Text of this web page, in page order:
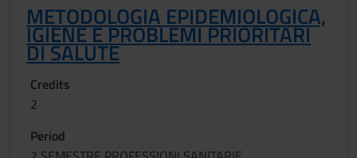
METODOLOGIA EPIDEMIOLOGICA,
IGIENE E PROBLEMI PRIORITARI
DI SALUTE
Credits
2
Period